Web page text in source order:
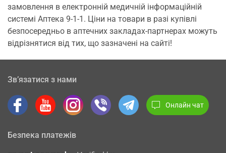
замовлення в електронній медичній інформаційній
системі Аптека 9-1-1. Ціни на товари в разі купівлі
безпосередньо в аптечних закладах-партнерах можуть
відрізнятися від тих, що зазначені на сайті!
Зв’язатися з нами
Онлайн чат
Безпека платежів